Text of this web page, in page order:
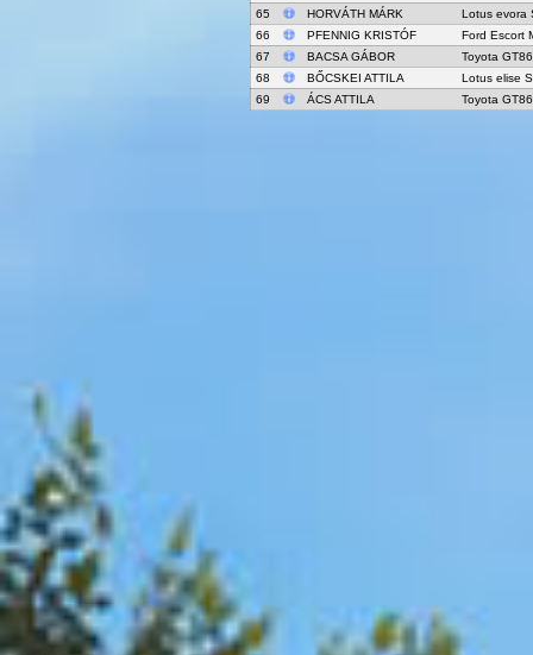
65
HORVÁTH MÁRK
Lotus evora
66
PFENNIG KRISTÓF
Ford Escort
67
BACSA GÁBOR
Toyota GT86
68
BŐCSKEI ATTILA
Lotus elise
69
ÁCS ATTILA Toyota GT86